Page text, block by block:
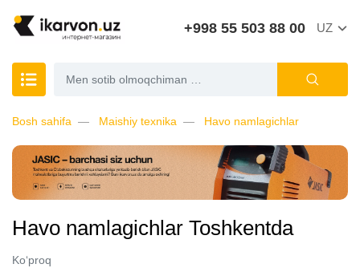
+998 55 503 88 00 UZ
Bosh sahifa Maishiy texnika Havo namlagichlar
Havo namlagichlar Toshkentda
Ko‘proq